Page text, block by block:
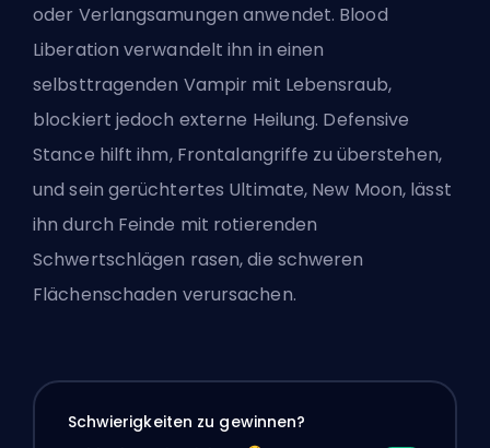
oder Verlangsamungen anwendet. Blood
Liberation verwandelt ihn in einen
selbsttragenden Vampir mit Lebensraub,
blockiert jedoch externe Heilung. Defensive
Stance hilft ihm, Frontalangriffe zu überstehen,
und sein gerüchtertes Ultimate, New Moon, lässt
ihn durch Feinde mit rotierenden
Schwertschlägen rasen, die schweren
Flächenschaden verursachen.
Schwierigkeiten zu gewinnen?